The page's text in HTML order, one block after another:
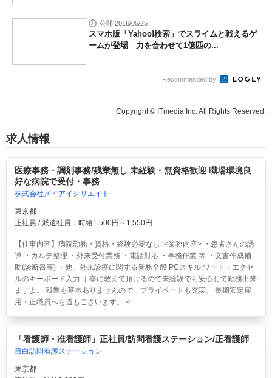
公開 2016/05/25
スマホ版「Yahoo!検索」でスライムと戦えるゲ
ームが登場 力を合わせて1億匹の...
Recommended by
Copyright © ITmedia Inc. All Rights Reserved.
求人情報
医療事務・調剤事務/残業無し 未経験・無資格歓迎 職場環境良
好な病院で受付・事務
株式会社メイアイクリエイト
東京都
正社員 / 派遣社員：時給1,500円～1,550円
【仕事内容】病院勤務・資格・経験必要なし! <業務内容> ・患者さんの誘
導 ・カルテ整理 ・外来受付業務 ・電話対応 ・事務作業 等 ・文書作成補
助(診断書等) ・他、外来診療に関する業務全般 PCスキル:ワード・エクセ
ルのキーボード入力 丁寧に教えて頂けるので未経験でも安心して勤務出来
ますよ。 残業も基本ありませんので、プライベートも充実。 長期安定雇
用・正職員へも道もございます。 <...
「看護師・准看護師」正社員/訪問看護ステーション/正看護師
目白訪問看護ステーション
東京都